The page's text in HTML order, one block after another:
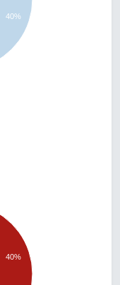
40%
40%